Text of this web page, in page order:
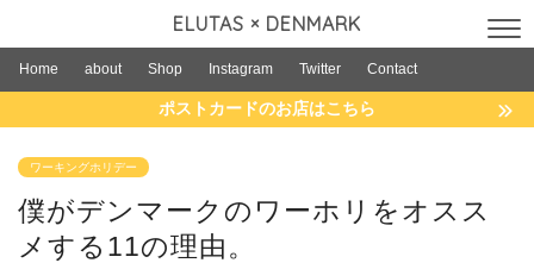
ELUTAS × DENMARK
Home about Shop Instagram Twitter Contact
ポストカードのお店はこちら
ワーキングホリデー
僕がデンマークのワーホリをオスス
メする11の理由。